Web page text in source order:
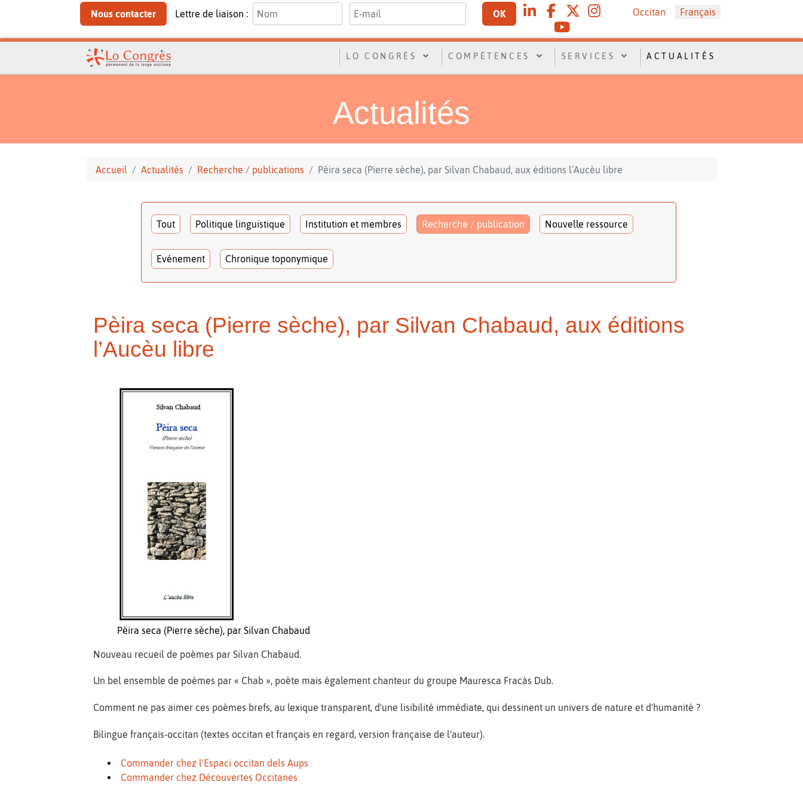
Nous contacter Lettre de liaison : OK Sélectionnez votre langue
Occitan Français
LO CONGRÈS COMPÉTENCES SERVICES ACTUALITÉS
Actualités
Accueil Actualités Recherche / publications Pèira seca (Pierre sèche), par Silvan Chabaud, aux éditions l’Aucèu libre
Tout Politique linguistique Institution et membres Recherche / publication Nouvelle ressource
Evénement Chronique toponymique
Pèira seca (Pierre sèche), par Silvan Chabaud, aux éditions
l’Aucèu libre
Pèira seca (Pierre sèche), par Silvan Chabaud
Nouveau recueil de poèmes par Silvan Chabaud.
Un bel ensemble de poèmes par « Chab », poète mais également chanteur du groupe Mauresca Fracàs Dub.
Comment ne pas aimer ces poèmes brefs, au lexique transparent, d'une lisibilité immédiate, qui dessinent un univers de nature et d'humanité ?
Bilingue français-occitan (textes occitan et français en regard, version française de l'auteur).
Commander chez l'Espaci occitan dels Aups
Commander chez Découvertes Occitanes